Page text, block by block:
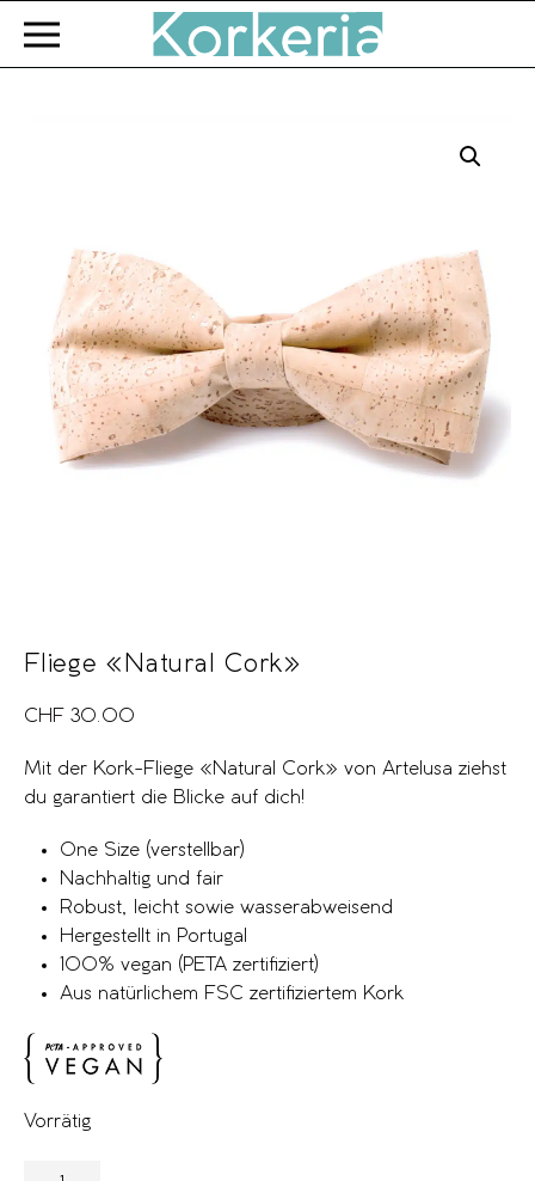
Zum Hauptinhalt springen
Fliege «Natural Cork»
CHF 30.00
Mit der Kork-Fliege «Natural Cork» von Artelusa ziehst
du garantiert die Blicke auf dich!
One Size (verstellbar)
Nachhaltig und fair
Robust, leicht sowie wasserabweisend
Hergestellt in Portugal
100% vegan (PETA zertifiziert)
Aus natürlichem FSC zertifiziertem Kork
Vorrätig